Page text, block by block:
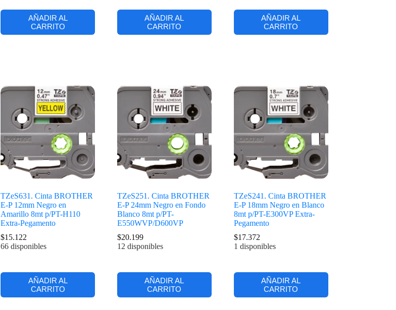
AÑADIR AL
CARRITO
AÑADIR AL
CARRITO
AÑADIR AL
CARRITO
TZeS631. Cinta BROTHER
E-P 12mm Negro en
Amarillo 8mt p/PT-H110
Extra-Pegamento
$15.122
66 disponibles
AÑADIR AL
CARRITO
TZeS251. Cinta BROTHER
E-P 24mm Negro en Fondo
Blanco 8mt p/PT-
E550WVP/D600VP
$20.199
12 disponibles
AÑADIR AL
CARRITO
TZeS241. Cinta BROTHER
E-P 18mm Negro en Blanco
8mt p/PT-E300VP Extra-
Pegamento
$17.372
1 disponibles
AÑADIR AL
CARRITO